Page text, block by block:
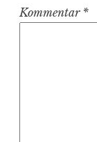
Kommentar *